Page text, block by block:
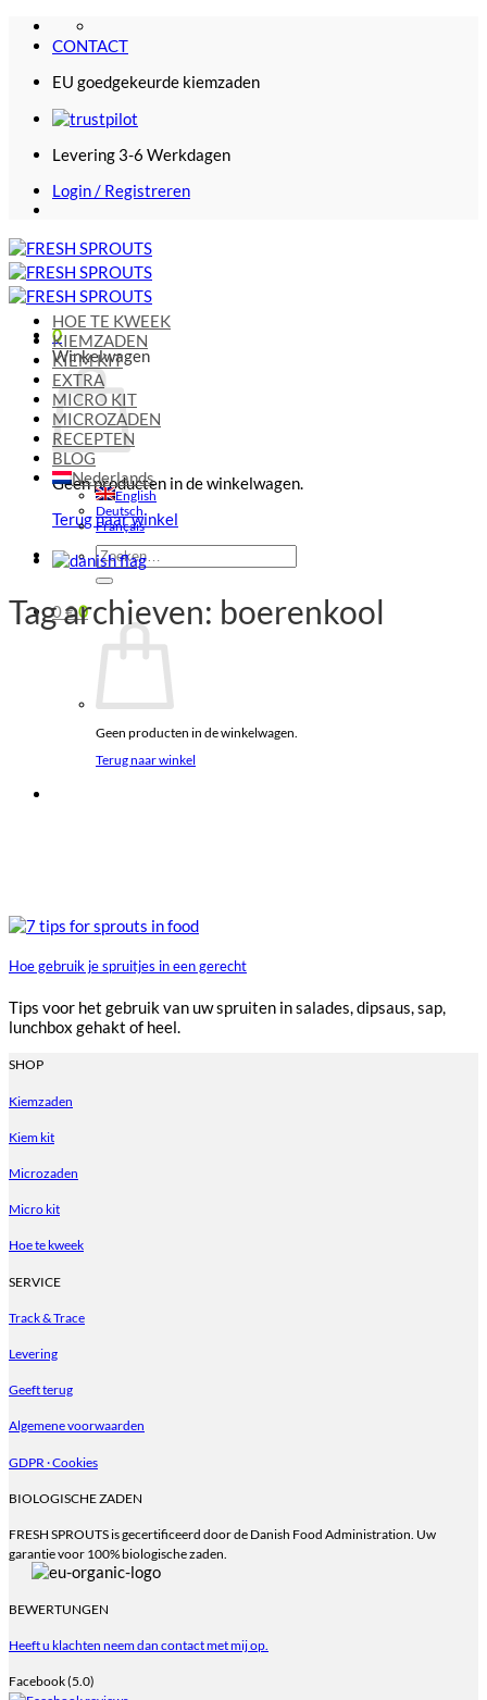
naar
CONTACT
EU goedgekeurde kiemzaden
Levering 3-6 Werkdagen
Login / Registreren
0
Winkelwagen
Geen producten in de winkelwagen.
Terug naar winkel
Zoeken
naar:
0€0
Geen producten in de winkelwagen.
Terug naar winkel
HOE TE KWEEK
KIEMZADEN
KIEM KIT
EXTRA
MICRO KIT
MICROZADEN
RECEPTEN
BLOG
Nederlands
English
Deutsch
Français
Tag archieven: boerenkool
Hoe gebruik je spruitjes in een gerecht
Tips voor het gebruik van uw spruiten in salades, dipsaus, sap,
lunchbox gehakt of heel.
SHOP
Kiemzaden
Kiem kit
Microzaden
Micro kit
Hoe te kweek
SERVICE
Track & Trace
Levering
Geeft terug
Algemene voorwaarden
GDPR · Cookies
BIOLOGISCHE ZADEN
FRESH SPROUTS is gecertificeerd door de Danish Food Administration. Uw
garantie voor 100% biologische zaden.
BEWERTUNGEN
Heeft u klachten neem dan contact met mij op.
Facebook (5.0)